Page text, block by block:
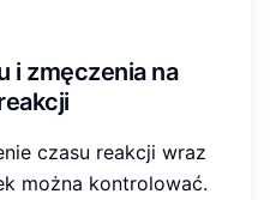
i zmęczenia na
czasu reakcji wraz
można kontrolować.